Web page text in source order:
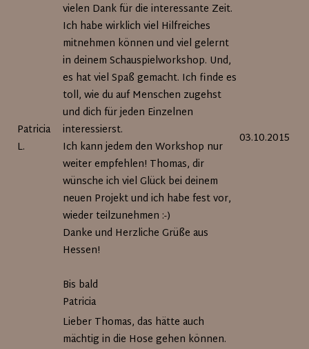
Patricia
L.
vielen Dank für die interessante Zeit.
Ich habe wirklich viel Hilfreiches
mitnehmen können und viel gelernt
in deinem Schauspielworkshop. Und,
es hat viel Spaß gemacht. Ich finde es
toll, wie du auf Menschen zugehst
und dich für jeden Einzelnen
interessierst.
Ich kann jedem den Workshop nur
weiter empfehlen! Thomas, dir
wünsche ich viel Glück bei deinem
neuen Projekt und ich habe fest vor,
wieder teilzunehmen :-)
Danke und Herzliche Grüße aus
Hessen!
Bis bald
Patricia
03.10.2015
Lieber Thomas, das hätte auch
mächtig in die Hose gehen können.